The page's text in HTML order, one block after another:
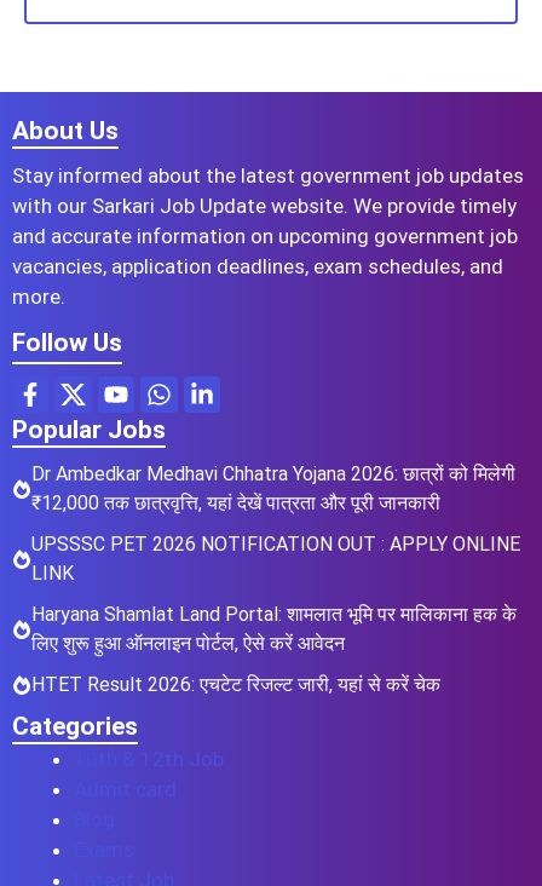
About Us
Stay informed about the latest government job updates
with our Sarkari Job Update website. We provide timely
and accurate information on upcoming government job
vacancies, application deadlines, exam schedules, and
more.
Follow Us
Popular Jobs
Dr Ambedkar Medhavi Chhatra Yojana 2026: छात्रों को मिलेगी
₹12,000 तक छात्रवृत्ति, यहां देखें पात्रता और पूरी जानकारी
UPSSSC PET 2026 NOTIFICATION OUT : APPLY ONLINE
LINK
Haryana Shamlat Land Portal: शामलात भूमि पर मालिकाना हक के
लिए शुरू हुआ ऑनलाइन पोर्टल, ऐसे करें आवेदन
HTET Result 2026: एचटेट रिजल्ट जारी, यहां से करें चेक
Categories
10th & 12th Job
Admit card
Latest Job